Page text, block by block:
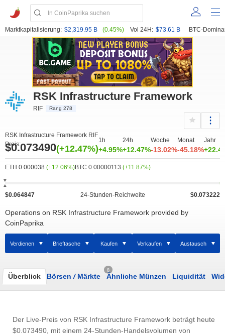
Marktkapitalisierung: $2,319.95 B (0.45%) Vol 24H: $73.61 B BTC-
RSK Infrastructure Framework
RIF Rang 278
RSK Infrastructure Framework RIF
Preis:
$0.073490(+12.47%)
1h
+4.95%
24h
+12.47%
Woche
-13.02%
Monat
-45.18%
Jahr
ETH 0.000038 (+12.06%)BTC 0.00000113 (+11.87%)
$0.064847 24-Stunden-Reichweite $0.073222
Operations on RSK Infrastructure Framework provided by
CoinPaprika
Verdienen Brieftasche Kaufen Verkaufen Austausch
Überblick Börsen /Märkte
8
Ähnliche Münzen Liquidität
Der Live-Preis von RSK Infrastructure Framework beträgt heute
$0.073490 , mit einem 24-Stunden-Handelsvolumen von